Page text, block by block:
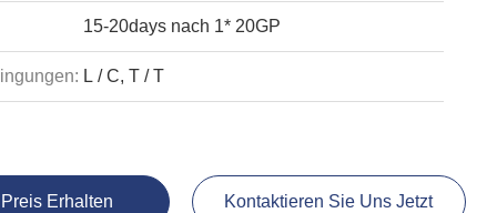
15-20days nach 1* 20GP
L / C, T / T
Erhalten Kontaktieren Sie Uns Jetzt